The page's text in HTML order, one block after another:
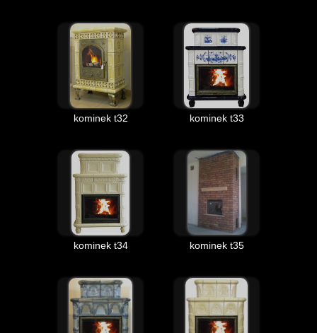
kominek t32 kominek t33
kominek t34 kominek t35